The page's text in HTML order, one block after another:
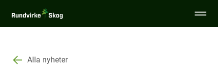
Rundvirke
Skog
Alla nyheter